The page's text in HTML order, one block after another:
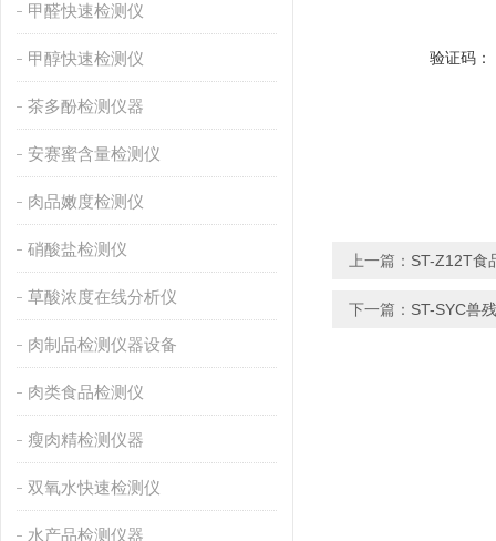
甲醛快速检测仪
甲醇快速检测仪
茶多酚检测仪器
安赛蜜含量检测仪
肉品嫩度检测仪
硝酸盐检测仪
草酸浓度在线分析仪
肉制品检测仪器设备
肉类食品检测仪
瘦肉精检测仪器
双氧水快速检测仪
水产品检测仪器
验证码：
上一篇： ST-Z12T食
下一篇： ST-SYC兽